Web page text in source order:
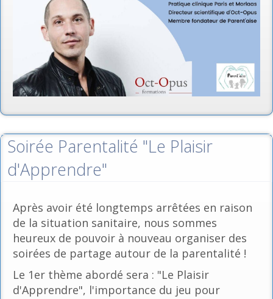
Soirée Parentalité "Le Plaisir
d'Apprendre"
Après avoir été longtemps arrêtées en raison
de la situation sanitaire, nous sommes
heureux de pouvoir à nouveau organiser des
soirées de partage autour de la parentalité !
Le 1er thème abordé sera : "Le Plaisir
d'Apprendre", l'importance du jeu pour